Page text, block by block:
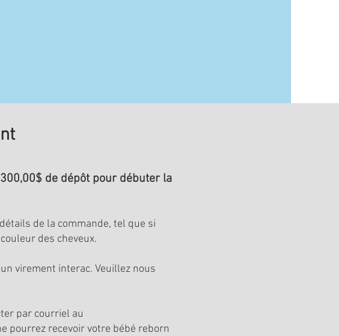
de dépôt pour débuter la
de la commande, tel que si
des cheveux.
virement interac. Veuillez nous
par courriel au
pourrez recevoir votre bébé reborn